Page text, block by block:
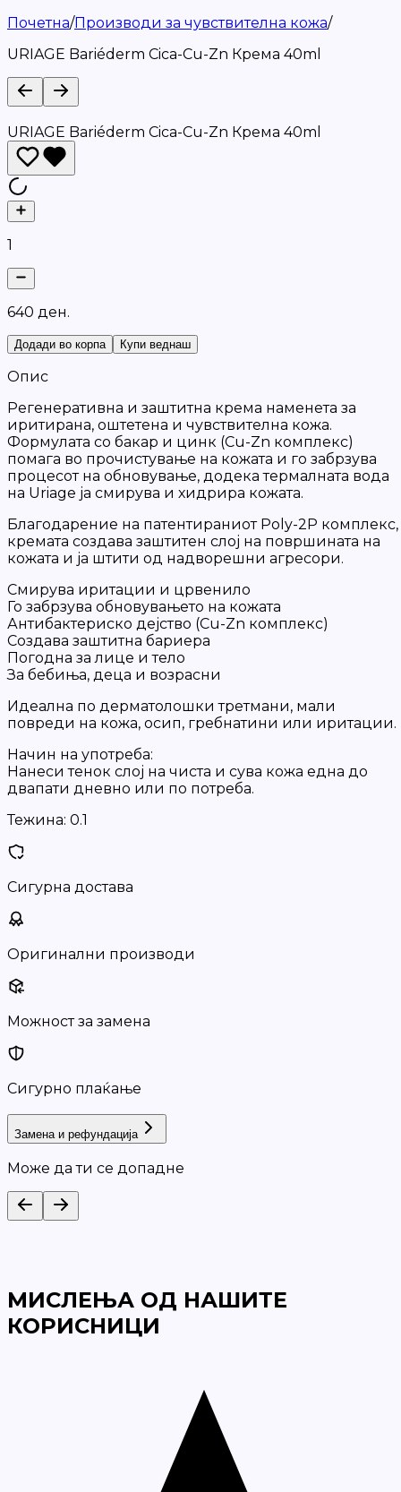
Почетна/Производи за чувствителна кожа/
URIAGE Bariéderm Cica-Cu-Zn Крема 40ml
URIAGE Bariéderm Cica-Cu-Zn Крема 40ml
1
640 ден.
Додади во корпа Купи веднаш
Опис
Регенеративна и заштитна крема наменета за
иритирана, оштетена и чувствителна кожа.
Формулата со бакар и цинк (Cu-Zn комплекс)
помага во прочистување на кожата и го забрзува
процесот на обновување, додека термалната вода
на Uriage ја смирува и хидрира кожата.
Благодарение на патентираниот Poly-2P комплекс,
кремата создава заштитен слој на површината на
кожата и ја штити од надворешни агресори.
Смирува иритации и црвенило
Го забрзува обновувањето на кожата
Антибактериско дејство (Cu-Zn комплекс)
Создава заштитна бариера
Погодна за лице и тело
За бебиња, деца и возрасни
Идеална по дерматолошки третмани, мали
повреди на кожа, осип, гребнатини или иритации.
Начин на употреба:
Нанеси тенок слој на чиста и сува кожа една до
двапати дневно или по потреба.
Тежина: 0.1
Сигурна достава
Оригинални производи
Можност за замена
Сигурно плаќање
Замена и рефундација
Може да ти се допадне
МИСЛЕЊА ОД НАШИТЕ
КОРИСНИЦИ